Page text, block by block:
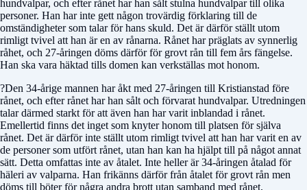
hundvalpar, och efter rånet har han sålt stulna hundvalpar till olika
personer. Han har inte gett någon trovärdig förklaring till de
omständigheter som talar för hans skuld. Det är därför ställt utom
rimligt tvivel att han är en av rånarna. Rånet har präglats av synnerlig
råhet, och 27-åringen döms därför för grovt rån till fem års fängelse.
Han ska vara häktad tills domen kan verkställas mot honom.
?Den 34-årige mannen har åkt med 27-åringen till Kristianstad före
rånet, och efter rånet har han sålt och förvarat hundvalpar. Utredningen
talar därmed starkt för att även han har varit inblandad i rånet.
Emellertid finns det inget som knyter honom till platsen för själva
rånet. Det är därför inte ställt utom rimligt tvivel att han har varit en av
de personer som utfört rånet, utan han kan ha hjälpt till på något annat
sätt. Detta omfattas inte av åtalet. Inte heller är 34-åringen åtalad för
häleri av valparna. Han frikänns därför från åtalet för grovt rån men
döms till böter för några andra brott utan samband med rånet.